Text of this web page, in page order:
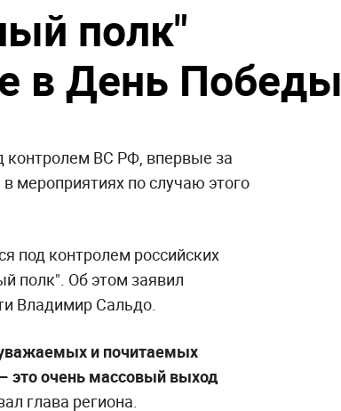
полк"
в День Победы
контролем ВС РФ, впервые за
мероприятиях по случаю этого
под контролем российских
полк". Об этом заявил
Владимир Сальдо.
и почитаемых
это очень массовый выход
глава региона.